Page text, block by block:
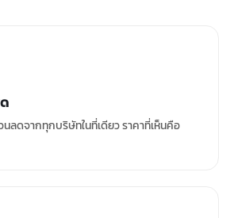
นลดจากทุกบริษัทในที่เดียว ราคาที่เห็นคือ